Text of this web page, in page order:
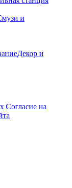
и
Декор и
Согласие на